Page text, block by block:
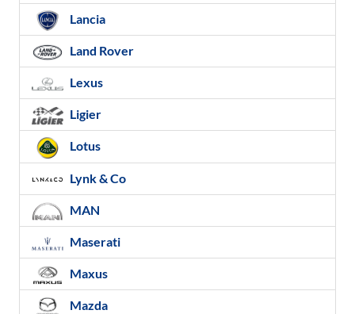
Lancia
Land Rover
Lexus
Ligier
Lotus
Lynk & Co
MAN
Maserati
Maxus
Mazda